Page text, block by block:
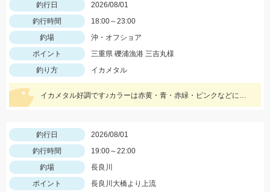
釣行日
2026/08/01
釣行時間
18:00～23:00
釣場
沖・オフショア
ポイント
三重県 礫浦漁港 三吉丸様
釣り方
イカメタル
イカメタル好調です♪カラーは赤黄・青・赤緑・ピンクなどに好反応！20～10ｍでもよく釣れるので、15号以下の軽いメタルもあるといいです‼
釣行日
2026/08/01
釣行時間
19:00～22:00
釣場
長良川
ポイント
長良川大橋より上流